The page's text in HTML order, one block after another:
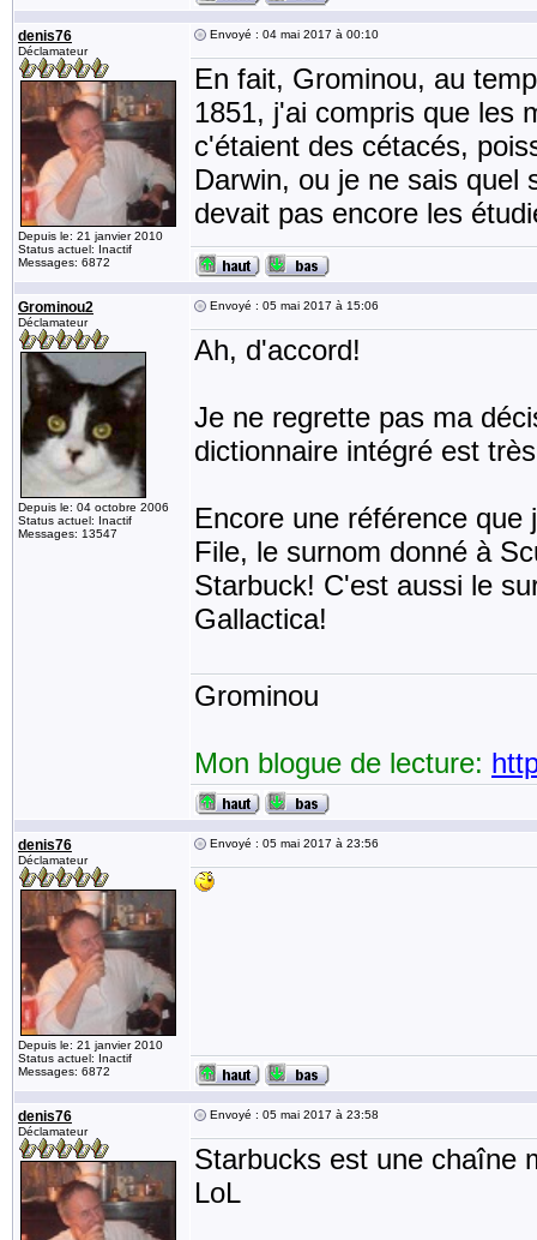
denis76
Déclamateur
Depuis le: 21 janvier 2010
Status actuel: Inactif
Messages: 6872
Envoyé : 04 mai 2017 à 00:10
En fait, Grominou, au
1851, j'ai compris que les
c'étaient des cétacés,
Darwin, ou je ne sais quel
devait pas encore les
Grominou2
Déclamateur
Depuis le: 04 octobre 2006
Status actuel: Inactif
Messages: 13547
Envoyé : 05 mai 2017 à 15:06
Ah, d'accord!
Je ne regrette pas ma
dictionnaire intégré est
Encore une référence
File, le surnom donné à
Starbuck! C'est aussi le
Gallactica!
Grominou
Mon blogue de lecture:
denis76
Déclamateur
Depuis le: 21 janvier 2010
Status actuel: Inactif
Messages: 6872
Envoyé : 05 mai 2017 à 23:56
denis76
Déclamateur
Envoyé : 05 mai 2017 à 23:58
Starbucks est une chaîne
LoL